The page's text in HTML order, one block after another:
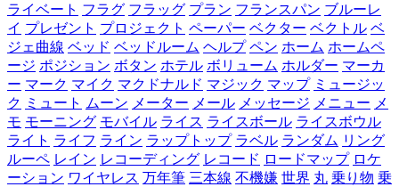
ライベート フラグ フラッグ プラン フランスパン ブルーレ
イ プレゼント プロジェクト ペーパー ベクター ベクトル ベ
ジェ曲線 ベッド ベッドルーム ヘルプ ペン ホーム ホームペ
ージ ポジション ボタン ホテル ボリューム ホルダー マーカ
ー マーク マイク マクドナルド マジック マップ ミュージッ
ク ミュート ムーン メーター メール メッセージ メニュー メ
モ モーニング モバイル ライス ライスボール ライスボウル
ライト ライフ ライン ラップトップ ラベル ランダム リング
ルーペ レイン レコーディング レコード ロードマップ ロケ
ーション ワイヤレス 万年筆 三本線 不機嫌 世界 丸 乗り物 乗